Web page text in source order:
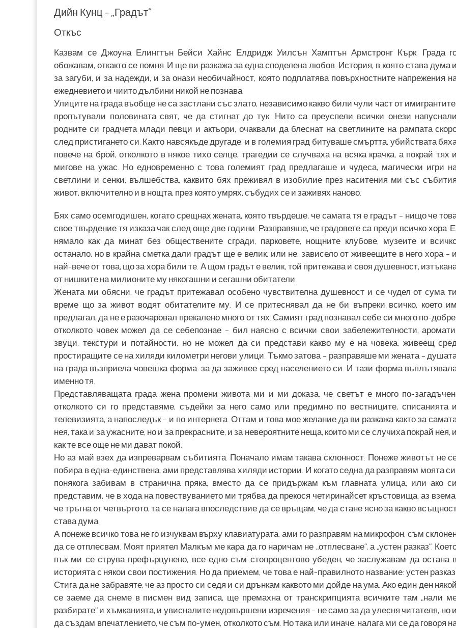
Дийн Кунц – „Градът“
Откъс
Казвам се Джоуна Елингтън Бейси Хайнс Елдридж Уилсън Хамптън Армстронг Кърк. Града
обожавам, откакто се помня. И ще ви разкажа за една споделена любов. История, в която става дума и
за загуби, и за надежди, и за онази необичайност, която подплатява повърхностните напрежения
ежедневието и чиито дълбини никой не познава.
Улиците на града въобще не са застлани със злато, независимо какво били чули част от имигрантите,
пропътували половината свят, че да стигнат до тук. Нито са преуспели всички онези напуснали
родните си градчета млади певци и актьори, очаквали да блеснат на светлините на рампата
след пристигането си. Както навсякъде другаде, и в големия град битуваше смъртта, убийствата
повече на брой, отколкото в някое тихо селце, трагедии се случваха на всяка крачка, а покрай тях и
мигове на ужас. Но едновременно с това големият град предлагаше и чудеса, магически игри
светлини и сенки, вълшебства, каквито бях преживял в изобилие през наситения ми със събития
живот, включително и в нощта, през която умрях, събудих се и заживях наново.
Бях само осемгодишен, когато срещнах жената, която твърдеше, че самата тя е градът – нищо че
свое твърдение тя изказа чак след още две години. Разправяше, че градовете са преди всичко хора. Е,
нямало как да минат без обществените сгради, парковете, нощните клубове, музеите и
останало, но в крайна сметка дали градът ще е велик, или не, зависело от живеещите в него хора – и
най-вече от това, що за хора били те. А щом градът е велик, той притежава и своя душевност,
от нишките на милионите му някогашни и сегашни обитатели.
Жената ми обясни, че градът притежавал особено чувствителна душевност и се чудел от сума ти
време що за живот водят обитателите му. И се притеснявал да не би въпреки всичко, което им
предлагал, да не е разочаровал прекалено много от тях. Самият град познавал себе си много по-добре,
отколкото човек можел да се себепознае – бил наясно с всички свои забележителности, аромати,
звуци, текстури и потайности, но не можел да си представи какво му е на човека, живеещ сред
простиращите се на хиляди километри негови улици. Тъкмо затова – разправяше ми жената –
на града възприела човешка форма: за да заживее сред населението си. И тази форма
именно тя.
Представляващата града жена промени живота ми и ми доказа, че светът е много по-загадъчен,
отколкото си го представяме, съдейки за него само или предимно по вестниците, списанията и
телевизията, а напоследък – и по интернета. Оттам и това мое желание да ви разкажа както за
нея, така и за ужасните, но и за прекрасните, и за невероятните неща, които ми се случиха покрай нея, и
как те все още не ми дават покой.
Но аз май взех да изпреварвам събитията. Поначало имам такава склонност. Понеже животът не
побира в една-единствена, ами представлява хиляди истории. И когато седна да разправям моята си,
понякога забивам в странична пряка, вместо да се придържам към главната улица, или ако си
представим, че в хода на повествуванието ми трябва да прекося четиринайсет кръстовища, аз взема,
че тръгна от четвъртото, та се налага впоследствие да се връщам, че да стане ясно за какво
става дума.
А понеже всичко това не го изчуквам върху клавиатурата, ами го разправям на микрофон, съм
да се отплесвам. Моят приятел Малкъм ме кара да го наричам не „отплесване“, а „устен разказ“.
пък ми се струва префърцунено, все едно съм стопроцентово убеден, че заслужавам да остана
историята с някои свои постижения. Но да приемем, че това е най-правилното название: устен разказ.
Стига да не забравяте, че аз просто си седя и си дрънкам каквото ми дойде на ума. Ако един ден някой
се заеме да снеме в писмен вид записа, ще премахна от транскрипцията всичките там „нали
разбирате“ и хъмканията, и увисналите недовършени изречения – не само за да улесня читателя, но и
да създам впечатлението, че съм по-умен, отколкото съм. Но така или иначе, налага ми се да говоря